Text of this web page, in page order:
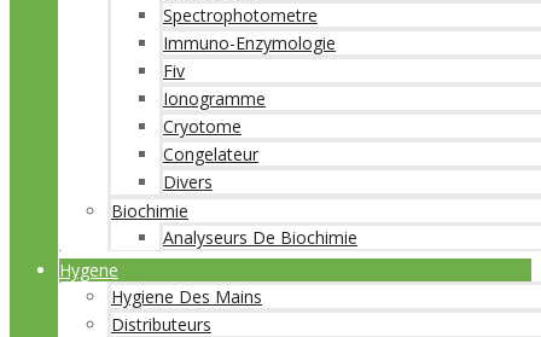
Spectrophotometre
Immuno-Enzymologie
Fiv
Ionogramme
Cryotome
Congelateur
Divers
Biochimie
Analyseurs De Biochimie
Hygene
Hygiene Des Mains
Distributeurs